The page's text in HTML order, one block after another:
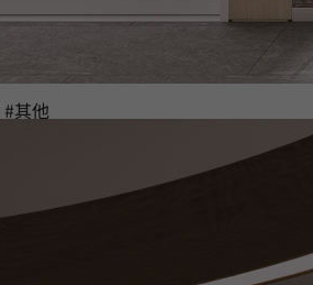
#其他